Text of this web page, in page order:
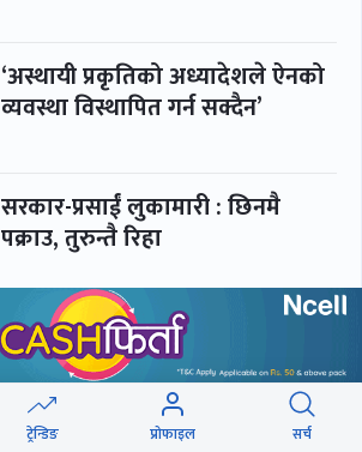
‘अस्थायी प्रकृतिको अध्यादेशले ऐनको
व्यवस्था विस्थापित गर्न सक्दैन’
सरकार-प्रसाईं लुकामारी : छिनमै
पक्राउ, तुरुन्तै रिहा
‘कामचलाउ’ नेतृत्वले थलियो स्वास्थ्य
क्षेत्र
ट्रेन्डिङ प्रोफाइल सर्च